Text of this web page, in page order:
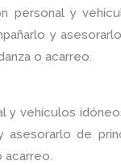
personal y
y
o acarreo.
y vehículos
asesorarlo de
acarreo.